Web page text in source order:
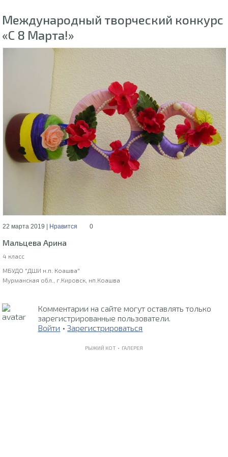
Международный творческий конкурс
«С 8 Марта!»
22 марта 2019 | Нравится 0
Мальцева Арина
4 класс
МБУДО "ДШИ н.п. Коашва"
Мурманская обл., г.Кировск, нп.Коашва
Комментарии на сайте могут оставлять только
зарегистрированные пользователи.
Войти •Зарегистрироваться
РЫЖИЙ КОТ • ГАЛЕРЕЯ